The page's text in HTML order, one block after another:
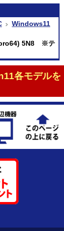
Windows11
5N8 ※テ
各モデルを